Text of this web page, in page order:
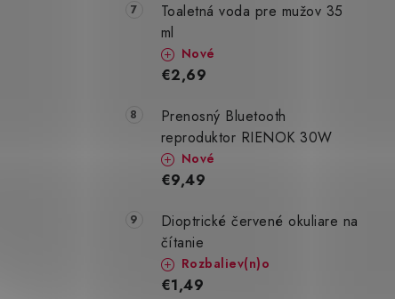
Toaletná voda pre mužov 35
ml
Nové
€2,69
Prenosný Bluetooth
reproduktor RIENOK 30W
Nové
€9,49
Dioptrické červené okuliare na
čítanie
Rozbaliev(n)o
€1,49